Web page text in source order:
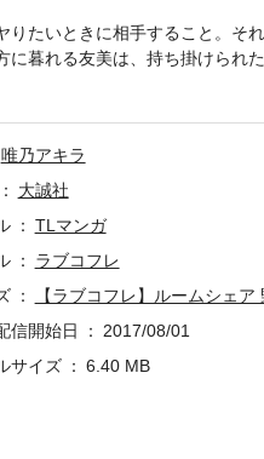
りたいときに相手すること。
に暮れる友美は、持ち掛けら
ウ。家賃の代わりに家事や仕事
唯乃アキラ
大誠社
TLマンガ
ラブコフレ
【ラブコフレ】ルームシェ
信開始日
2017/08/01
サイズ
6.40 MB